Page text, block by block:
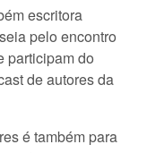
escritora
pelo encontro
participam do
de autores da
é também para